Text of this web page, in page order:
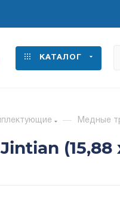
КАТАЛОГ
— Медные
(15,88